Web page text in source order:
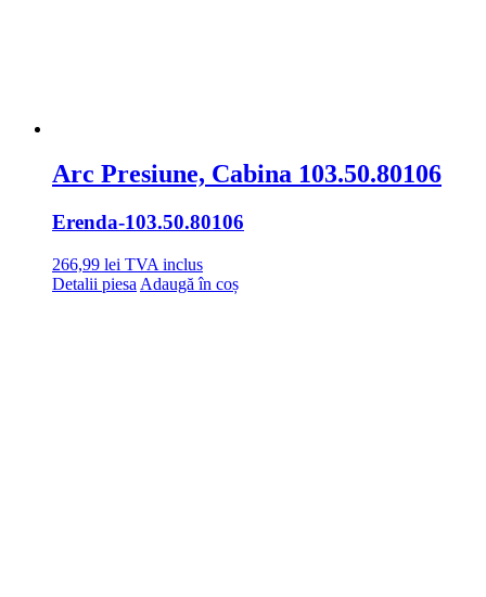
Arc Presiune, Cabina 103.50.80106
Erenda-103.50.80106
266,99 lei TVA inclus
Detalii piesa Adaugă în coș